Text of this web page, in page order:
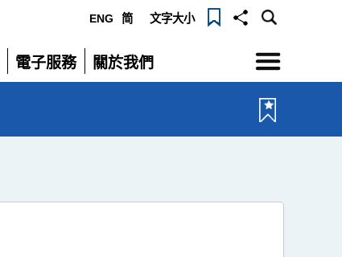
ENG 简 文字大小
電子服務
展
關於我們
展
選
單